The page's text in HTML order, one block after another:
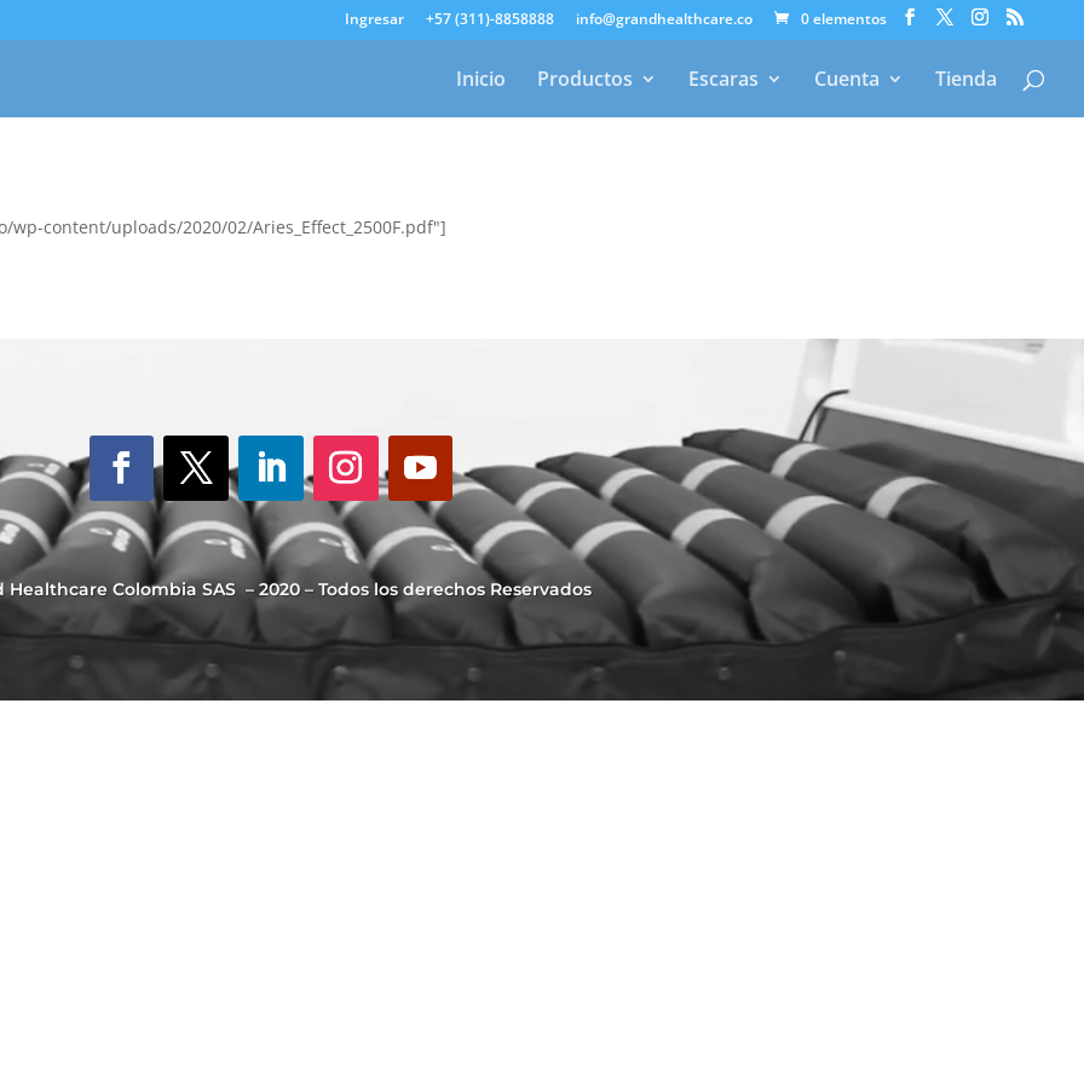
Ingresar +57 (311)-8858888 info@grandhealthcare.co 0 elementos
Inicio Productos Escaras Cuenta Tienda
content/uploads/2020/02/Aries_Effect_2500F.pdf"]
Healthcare Colombia SAS – 2020 – Todos los derechos Reservados